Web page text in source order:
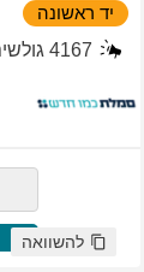
יד ראשונה
4167
להשוואה